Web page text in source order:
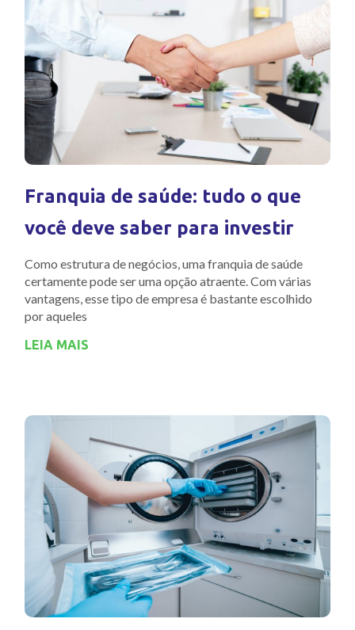
Franquia de saúde: tudo o que
você deve saber para investir
Como estrutura de negócios, uma franquia de saúde
certamente pode ser uma opção atraente. Com várias
vantagens, esse tipo de empresa é bastante escolhido
por aqueles
LEIA MAIS